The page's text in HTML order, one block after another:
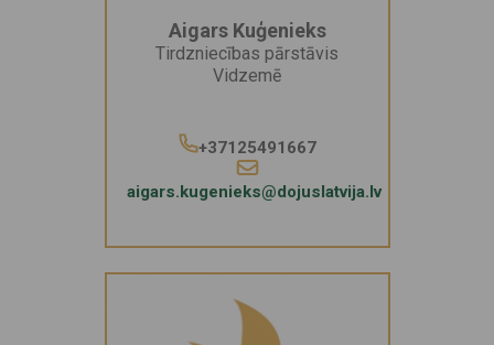
Aigars Kuģenieks
Tirdzniecības pārstāvis
Vidzemē
+37125491667
aigars.kugenieks@dojuslatvija.lv